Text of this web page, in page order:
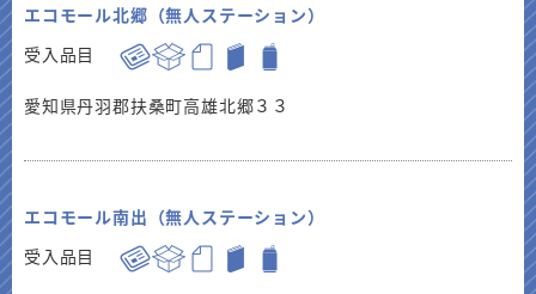
エコモール北郷（無人ステーション）
受入品目
愛知県丹羽郡扶桑町高雄北郷３３
エコモール南出（無人ステーション）
受入品目